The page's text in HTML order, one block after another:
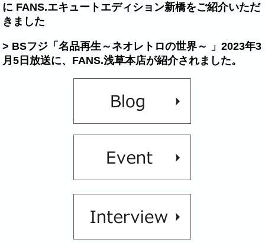
に FANS.エキュートエディション新橋をご紹介いただ
きました
> BSフジ「名品再生～ネオレトロの世界～ 」2023年3
月5日放送に、FANS.浅草本店が紹介されました。